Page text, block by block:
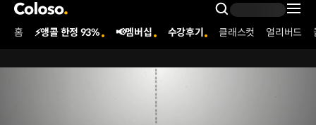
콜로소
Search
Coloso Menu
홈 ⚡앵콜 한정 93% 📢멤버십 수강후기 클래스컷 얼리버드